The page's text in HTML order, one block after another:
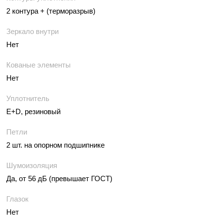
2 контура + (терморазрыв)
Зеркало внутри
Нет
Кованые элементы
Нет
Уплотнитель
E+D, резиновый
Петли
2 шт. на опорном подшипнике
Шумоизоляция
Да, от 56 дБ (превышает ГОСТ)
Глазок
Нет